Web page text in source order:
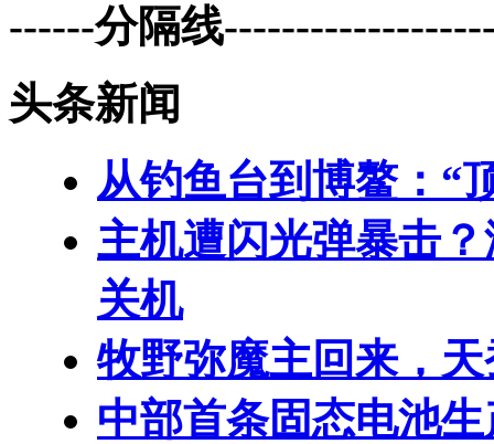
------分隔线
头条新闻
从钓鱼台到博鳌：“
主机遭闪光弹暴击
关机
牧野弥魔主回来，
中部首条固态电池